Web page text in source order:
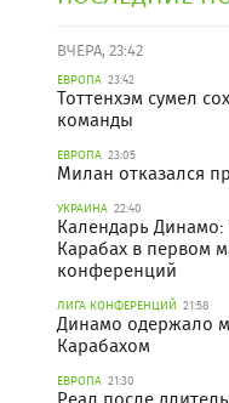
ВЧЕРА, 23:42
ЕВРОПА 23:42
Тоттенхэм сумел
команды
ЕВРОПА 23:05
Милан отказался
УКРАИНА 22:40
Календарь
Карабах в первом
конференций
ЛИГА КОНФЕРЕНЦИЙ 21:58
Динамо одержало
Карабахом
ЕВРОПА 21:30